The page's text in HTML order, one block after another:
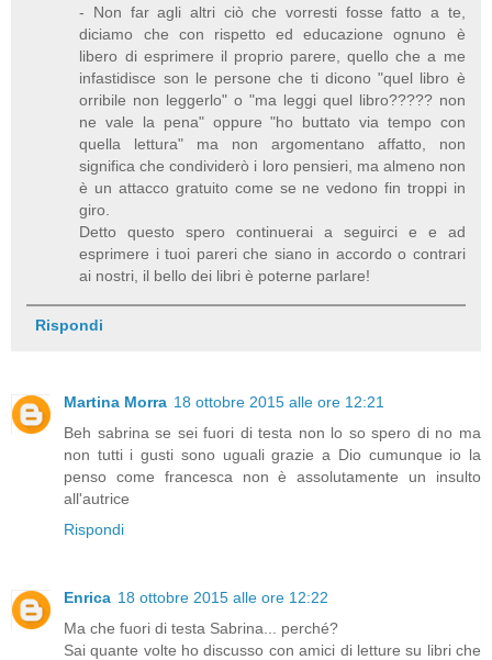
- Non far agli altri ciò che vorresti fosse fatto a te,
diciamo che con rispetto ed educazione ognuno è
libero di esprimere il proprio parere, quello che a me
infastidisce son le persone che ti dicono "quel libro è
orribile non leggerlo" o "ma leggi quel libro????? non
ne vale la pena" oppure "ho buttato via tempo con
quella lettura" ma non argomentano affatto, non
significa che condividerò i loro pensieri, ma almeno non
è un attacco gratuito come se ne vedono fin troppi in
giro.
Detto questo spero continuerai a seguirci e e ad
esprimere i tuoi pareri che siano in accordo o contrari
ai nostri, il bello dei libri è poterne parlare!
Rispondi
Martina Morra 18 ottobre 2015 alle ore 12:21
Beh sabrina se sei fuori di testa non lo so spero di no ma
non tutti i gusti sono uguali grazie a Dio cumunque io la
penso come francesca non è assolutamente un insulto
all'autrice
Rispondi
Enrica 18 ottobre 2015 alle ore 12:22
Ma che fuori di testa Sabrina... perché?
Sai quante volte ho discusso con amici di letture su libri che